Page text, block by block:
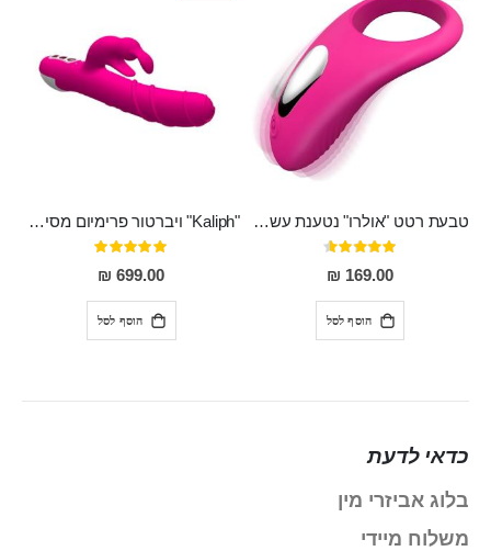
טבעת רטט "אולרו" נטענת עשויה סיליקון רפואי עם רטט חזק ומטריף חושים
דירוג:
91%
169.00 ₪
הוסף לסל
"Kaliph" ויברטור פרימיום מסיליקון רפואי , נטען, שקט במיוחד, מסתובב ומתפתל, שמנמן עם חדירה 14 סמ
דירוג:
100%
699.00 ₪
הוסף לסל
כדאי לדעת
בלוג אביזרי מין
משלוח מיידי